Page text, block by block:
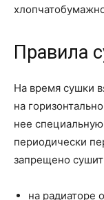
Правила
На время сушки
на
нее
периодически
запрещено
на радиаторе